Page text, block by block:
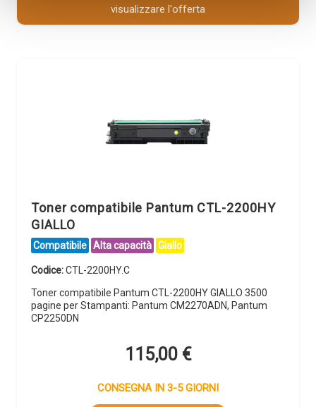
visualizzare l'offerta
Toner compatibile Pantum CTL-2200HY
GIALLO
Compatibile Alta capacità Giallo
Codice:CTL-2200HY.C
Toner compatibile Pantum CTL-2200HY GIALLO 3500
pagine per Stampanti: Pantum CM2270ADN, Pantum
CP2250DN
115,00 €
CONSEGNA IN 3-5 GIORNI